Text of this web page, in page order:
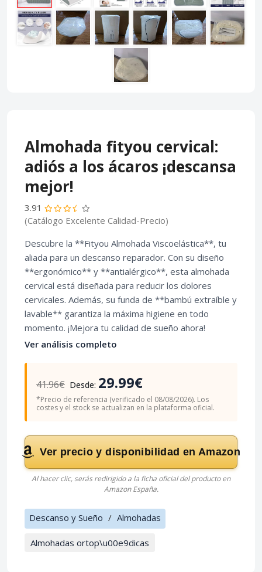
Almohada fityou cervical:
adiós a los ácaros ¡descansa
mejor!
3.91
(Catálogo Excelente Calidad-Precio)
Descubre la **Fityou Almohada Viscoelástica**, tu
aliada para un descanso reparador. Con su diseño
**ergonómico** y **antialérgico**, esta almohada
cervical está diseñada para reducir los dolores
cervicales. Además, su funda de **bambú extraíble y
lavable** garantiza la máxima higiene en todo
momento. ¡Mejora tu calidad de sueño ahora!
Ver análisis completo
41.96€ Desde: 29.99€
*Precio de referencia (verificado el 08/08/2026). Los
costes y el stock se actualizan en la plataforma oficial.
Ver precio y disponibilidad en Amazon
Al hacer clic, serás redirigido a la ficha oficial del producto en
Amazon España.
Descanso y Sueño / Almohadas
Almohadas ortop\u00e9dicas